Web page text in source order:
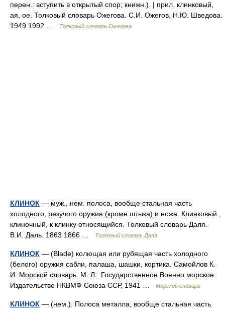
перен.: вступить в открытый спор; книжн.). | прил. клинковый,
ая, ое. Толковый словарь Ожегова. С.И. Ожегов, Н.Ю. Шведова.
1949 1992 …
Толковый словарь Ожегова
КЛИНОК — муж., нем. полоса, вообще стальная часть
холодного, резучого оружия (кроме штыка) и ножа. Клинковый.,
клиночный, к клинку относящийся. Толковый словарь Даля.
В.И. Даль. 1863 1866 …
Толковый словарь Даля
КЛИНОК — (Blade) колющая или рубящая часть холодного
(белого) оружия сабли, палаша, шашки, кортика. Самойлов К.
И. Морской словарь. М. Л.: Государственное Военно морское
Издательство НКВМФ Союза ССР, 1941 …
Морской словарь
КЛИНОК — (нем.). Полоса металла, вообще стальная часть